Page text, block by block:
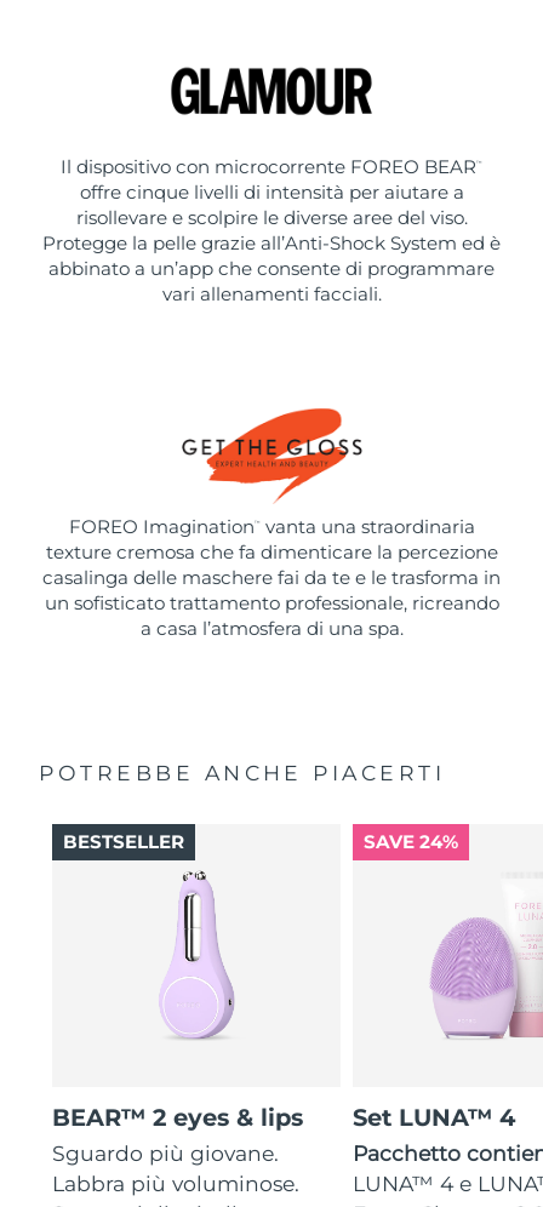
Il dispositivo con microcorrente FOREO BEAR ™
offre cinque livelli di intensità per aiutare a
risollevare e scolpire le diverse aree del viso.
Protegge la pelle grazie all’Anti-Shock System ed è
abbinato a un’app che consente di programmare
vari allenamenti facciali.
FOREO Imagination ™
vanta una straordinaria
texture cremosa che fa dimenticare la percezione
casalinga delle maschere fai da te e le trasforma in
un sofisticato trattamento professionale, ricreando
a casa l’atmosfera di una spa.
POTREBBE ANCHE PIACERTI
BEAR™ 2 eyes & lips
Sguardo più giovane.
Labbra più voluminose.
BESTSELLER SAVE 24%
Set LUNA™ 4
Pacchetto
LUNA™ 4 e